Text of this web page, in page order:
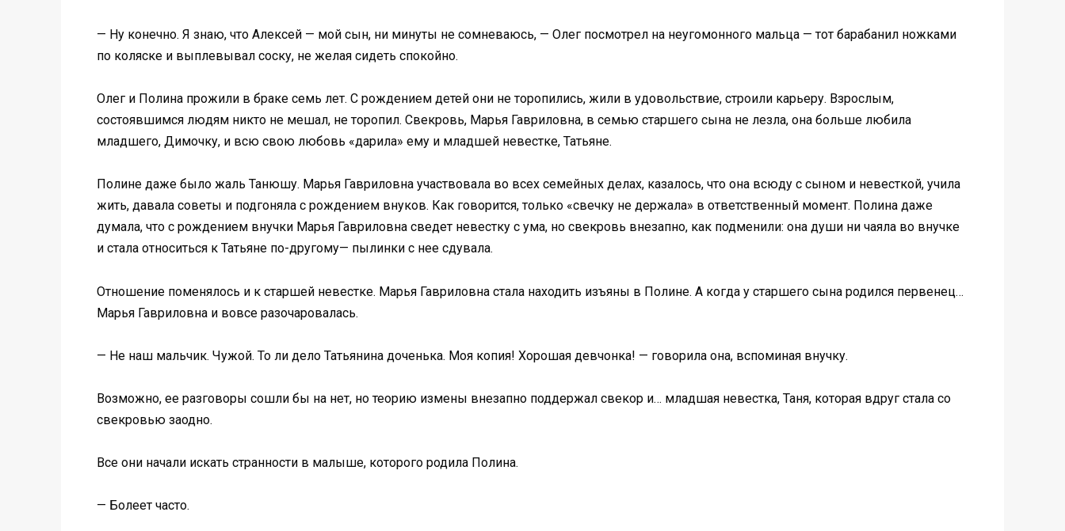
— Ну конечно. Я знаю, что Алексей — мой сын, ни минуты не сомневаюсь, — Олег посмотрел на неугомонного мальца — тот барабанил ножками
по коляске и выплевывал соску, не желая сидеть спокойно.
Олег и Полина прожили в браке семь лет. С рождением детей они не торопились, жили в удовольствие, строили карьеру. Взрослым,
состоявшимся людям никто не мешал, не торопил. Свекровь, Марья Гавриловна, в семью старшего сына не лезла, она больше любила
младшего, Димочку, и всю свою любовь «дарила» ему и младшей невестке, Татьяне.
Полине даже было жаль Танюшу. Марья Гавриловна участвовала во всех семейных делах, казалось, что она всюду с сыном и невесткой, учила
жить, давала советы и подгоняла с рождением внуков. Как говорится, только «свечку не держала» в ответственный момент. Полина даже
думала, что с рождением внучки Марья Гавриловна сведет невестку с ума, но свекровь внезапно, как подменили: она души ни чаяла во внучке
и стала относиться к Татьяне по-другому— пылинки с нее сдувала.
Отношение поменялось и к старшей невестке. Марья Гавриловна стала находить изъяны в Полине. А когда у старшего сына родился первенец…
Марья Гавриловна и вовсе разочаровалась.
— Не наш мальчик. Чужой. То ли дело Татьянина доченька. Моя копия! Хорошая девчонка! — говорила она, вспоминая внучку.
Возможно, ее разговоры сошли бы на нет, но теорию измены внезапно поддержал свекор и… младшая невестка, Таня, которая вдруг стала со
свекровью заодно.
Все они начали искать странности в малыше, которого родила Полина.
— Болеет часто.